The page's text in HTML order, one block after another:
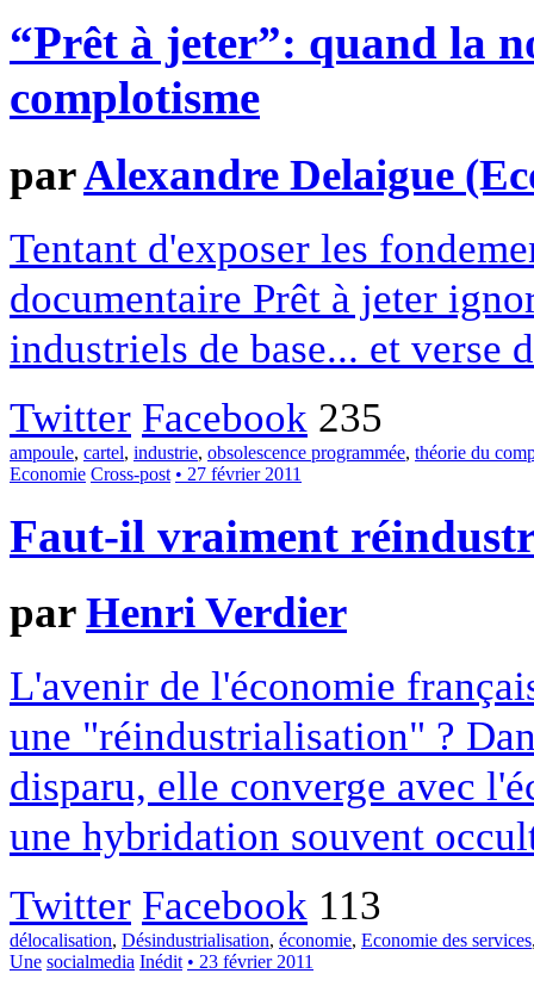
“Prêt à jeter”: quand la
complotisme
parAlexandre Delaigue
Tentant d'exposer les
documentaire Prêt à jeter
industriels de base... et verse
Twitter Facebook 235
ampoule, cartel, industrie, obsolescence programmée, théorie du
Economie Cross-post • 27 février 2011
Faut-il vraiment
parHenri Verdier
L'avenir de l'économie
une "réindustrialisation" ?
disparu, elle converge avec
une hybridation souvent
Twitter Facebook 113
délocalisation, Désindustrialisation, économie, Economie des services
Une socialmedia Inédit • 23 février 2011